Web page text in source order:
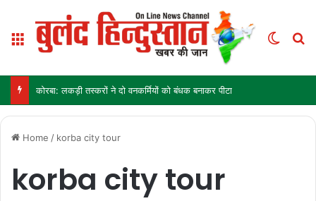
Menu
कोरबा: लकड़ी तस्करों ने दो वनकर्मियों को बंधक बनाकर पीटा
Home / korba city tour
korba city tour